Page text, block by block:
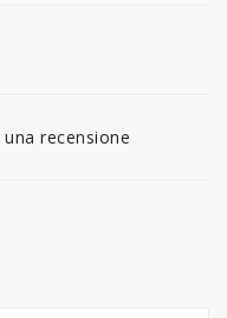
una recensione